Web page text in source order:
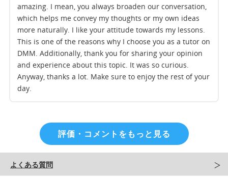
amazing. I mean, you always broaden our conversation,
which helps me convey my thoughts or my own ideas
more naturally. I like your attitude towards my lessons.
This is one of the reasons why I choose you as a tutor on
DMM. Additionally, thank you for sharing your opinion
and experience about this topic. It was so curious.
Anyway, thanks a lot. Make sure to enjoy the rest of your
day.
評価・コメントをもっと見る
よくある質問